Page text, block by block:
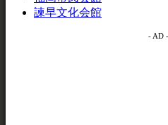
諫早文化会館
- AD -